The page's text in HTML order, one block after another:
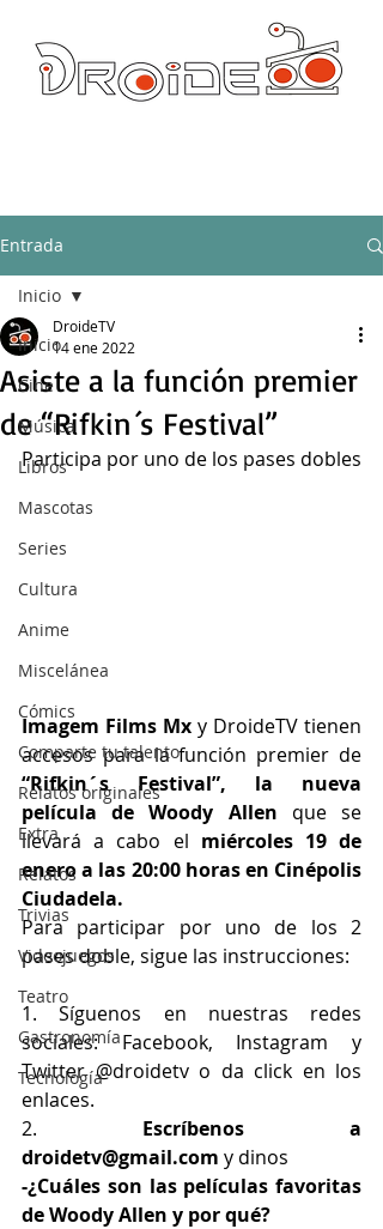
Entrada
Inicio
Cine
Música
Libros
Mascotas
Series
Cultura
Anime
Miscelánea
Cómics
Comparte tu talento
Relatos originales
Extra
Relatos
Trivias
Videojuegos
Teatro
Gastronomía
Tecnología
Inicio
Asiste a la función premier
de “Rifkin´s Festival”
DroideTV
14 ene 2022
Participa por uno de los pases dobles
Imagem Films Mx y DroideTV tienen
“Rifkin´s Festival”, la nueva
película de Woody Allen que se
llevará a cabo el miércoles 19 de
enero a las 20:00 horas en Cinépolis
Ciudadela.
Para participar por uno de los 2
pases doble, sigue las instrucciones:
1. Síguenos en nuestras redes
sociales: Facebook, Instagram y
Twitter @droidetv o da click en los
enlaces.
2. Escríbenos a
droidetv@gmail.com y dinos
-¿Cuáles son las películas favoritas
de Woody Allen y por qué?